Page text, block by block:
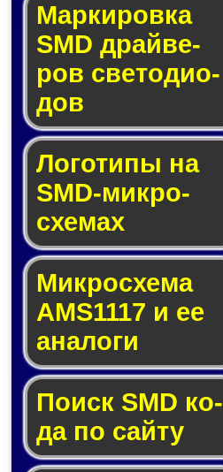
Маркировка
SMD драй­ве­
ров све­то­ди­о­
дов
Логотипы на
SMD-мик­ро­
схе­мах
Микросхема
AMS1117 и ее
ана­ло­ги
Поиск SMD ко­
да по сай­ту